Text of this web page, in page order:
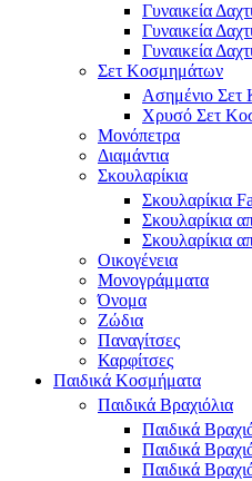
Γυναικεία
Γυναικεία
Γυναικεία
Σετ Κοσμημάτων
Ασημένιο
Χρυσό Σετ
Μονόπετρα
Διαμάντια
Σκουλαρίκια
Σκουλαρίκια
Σκουλαρίκια
Σκουλαρίκια
Οικογένεια
Μονογράμματα
Όνομα
Ζώδια
Παναγίτσες
Καρφίτσες
Παιδικά Κοσμήματα
Παιδικά Βραχιόλια
Παιδικά
Παιδικά
Παιδικά